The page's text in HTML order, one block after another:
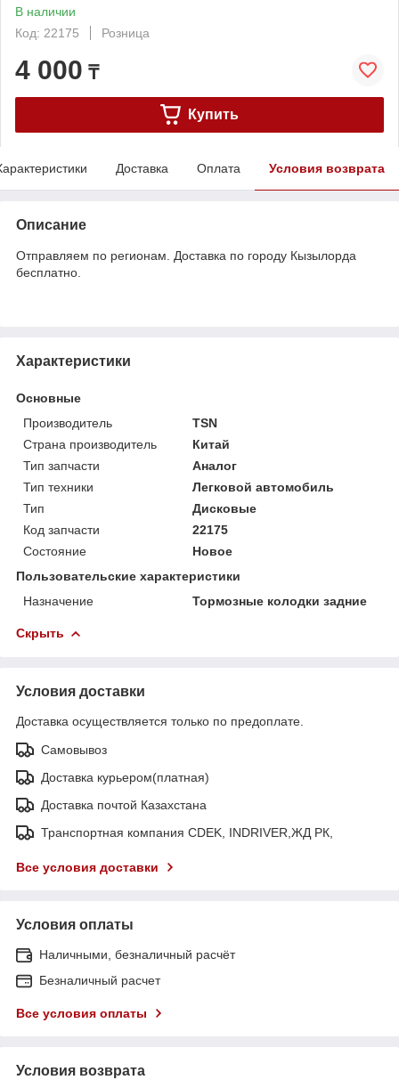
В наличии
Код: 22175
Розница
4 000 ₸
Купить
Доставка Оплата Условия возврата
Описание
Отправляем по регионам. Доставка по городу Кызылорда
бесплатно.
Характеристики
Основные
Производитель
TSN
Страна производитель
Китай
Тип запчасти
Аналог
Тип техники
Легковой автомобиль
Тип
Дисковые
Код запчасти
22175
Состояние
Новое
Пользовательские характеристики
Назначение
Тормозные колодки задние
Скрыть
Условия доставки
Доставка осуществляется только по предоплате.
Самовывоз
Доставка курьером(платная)
Доставка почтой Казахстана
Транспортная компания CDEK, INDRIVER,ЖД РК,
Все условия доставки
Условия оплаты
Наличными, безналичный расчёт
Безналичный расчет
Все условия оплаты
Условия возврата